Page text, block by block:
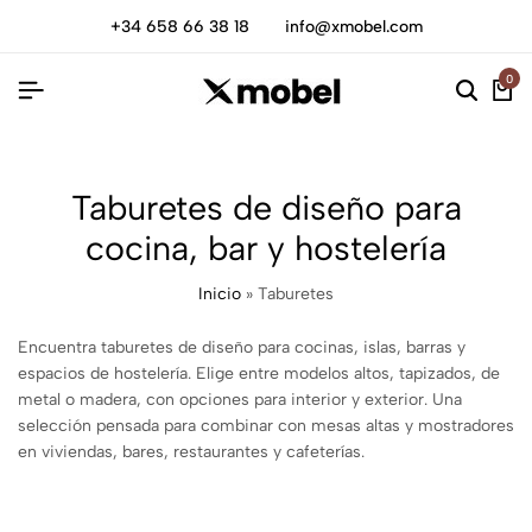
+34 658 66 38 18 info@xmobel.com
0
Taburetes de diseño para
cocina, bar y hostelería
Inicio » Taburetes
Encuentra taburetes de diseño para cocinas, islas, barras y
espacios de hostelería. Elige entre modelos altos, tapizados, de
metal o madera, con opciones para interior y exterior. Una
selección pensada para combinar con mesas altas y mostradores
en viviendas, bares, restaurantes y cafeterías.